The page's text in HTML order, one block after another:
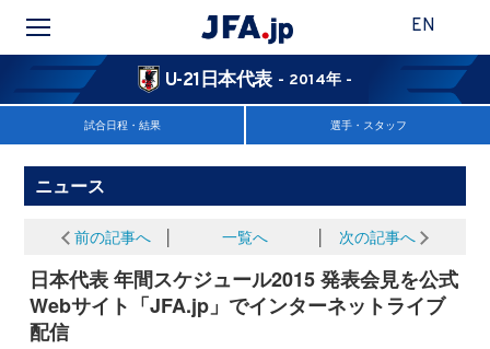
EN
U-21日本代表 - 2014年 -
試合日程・結果 選手・スタッフ
ニュース
前の記事へ 一覧へ 次の記事へ
日本代表 年間スケジュール2015 発表会見を公式
Webサイト「JFA.jp」でインターネットライブ
配信